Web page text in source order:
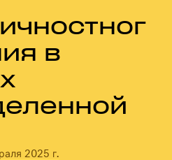
в
2025 г.